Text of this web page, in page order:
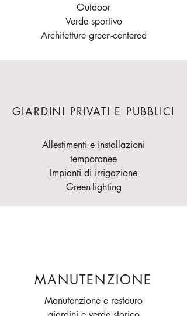
Outdoor
Verde sportivo
Architetture green-centered
GIARDINI PRIVATI E PUBBLICI
Allestimenti e installazioni
temporanee
Impianti di irrigazione
Green-lighting
MANUTENZIONE
Manutenzione e restauro